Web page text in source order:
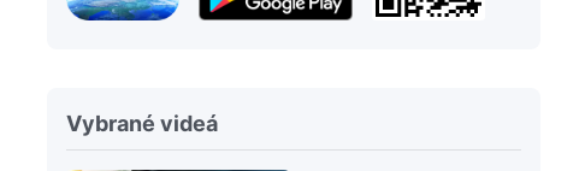
Vybrané videá